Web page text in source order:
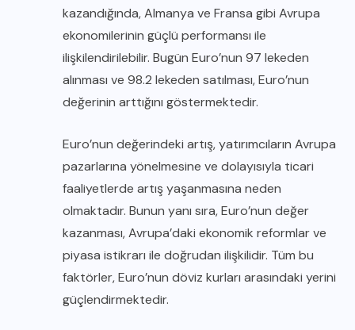
kazandığında, Almanya ve Fransa gibi Avrupa
ekonomilerinin güçlü performansı ile
ilişkilendirilebilir. Bugün Euro’nun 97 lekeden
alınması ve 98.2 lekeden satılması, Euro’nun
değerinin arttığını göstermektedir.
Euro’nun değerindeki artış, yatırımcıların Avrupa
pazarlarına yönelmesine ve dolayısıyla ticari
faaliyetlerde artış yaşanmasına neden
olmaktadır. Bunun yanı sıra, Euro’nun değer
kazanması, Avrupa’daki ekonomik reformlar ve
piyasa istikrarı ile doğrudan ilişkilidir. Tüm bu
faktörler, Euro’nun döviz kurları arasındaki yerini
güçlendirmektedir.